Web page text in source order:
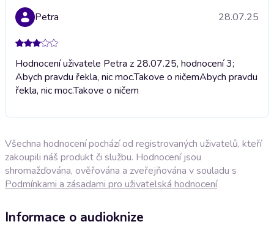
Petra 28.07.25
Hodnocení uživatele Petra z 28.07.25, hodnocení 3;
Abych pravdu řekla, nic moc.Takove o ničemAbych pravdu
řekla, nic moc.Takove o ničem
Všechna hodnocení pochází od registrovaných uživatelů, kteří
zakoupili náš produkt či službu. Hodnocení jsou
shromažďována, ověřována a zveřejňována v souladu s
Podmínkami a zásadami pro uživatelská hodnocení
Informace o audioknize